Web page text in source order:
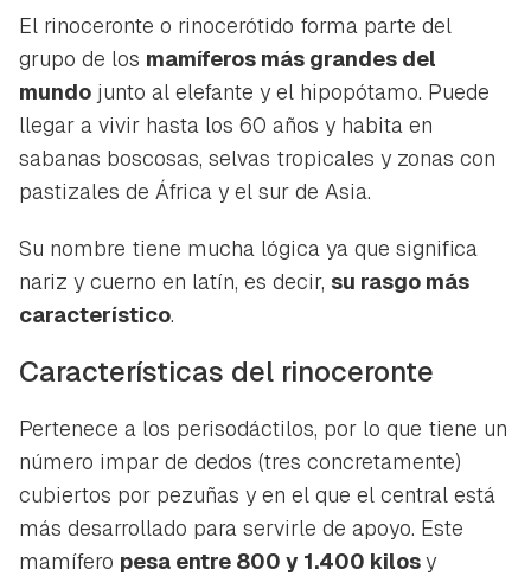
El rinoceronte o rinocerótido forma parte del
grupo de los mamíferos más grandes del
mundo junto al elefante y el hipopótamo. Puede
llegar a vivir hasta los 60 años y habita en
sabanas boscosas, selvas tropicales y zonas con
pastizales de África y el sur de Asia.
Su nombre tiene mucha lógica ya que significa
nariz y cuerno en latín, es decir, su rasgo más
característico.
Características del rinoceronte
Pertenece a los perisodáctilos, por lo que tiene un
número impar de dedos (tres concretamente)
cubiertos por pezuñas y en el que el central está
más desarrollado para servirle de apoyo. Este
mamífero pesa entre 800 y 1.400 kilosy